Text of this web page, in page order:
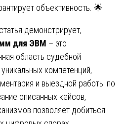
объективность. 🌟
демонстрирует,
для ЭВМ – это
область судебной
компетенций,
и выездной работы по
описанных кейсов,
позволяет добиться